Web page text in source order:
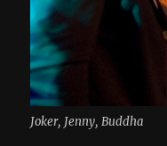
Joker, Jenny, Buddha